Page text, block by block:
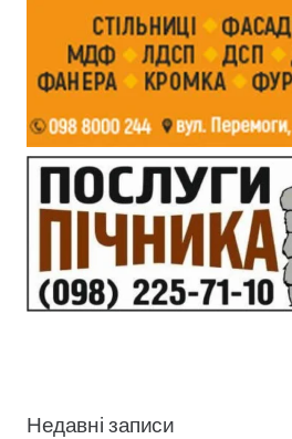
Недавні записи